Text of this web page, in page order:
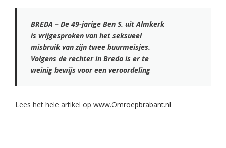
BREDA – De 49-jarige Ben S. uit Almkerk
is vrijgesproken van het seksueel
misbruik van zijn twee buurmeisjes.
Volgens de rechter in Breda is er te
weinig bewijs voor een veroordeling
Lees het hele artikel op www.Omroepbrabant.nl